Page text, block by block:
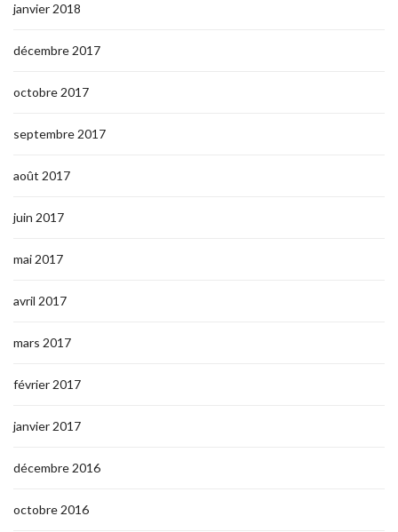
janvier 2018
décembre 2017
octobre 2017
septembre 2017
août 2017
juin 2017
mai 2017
avril 2017
mars 2017
février 2017
janvier 2017
décembre 2016
octobre 2016